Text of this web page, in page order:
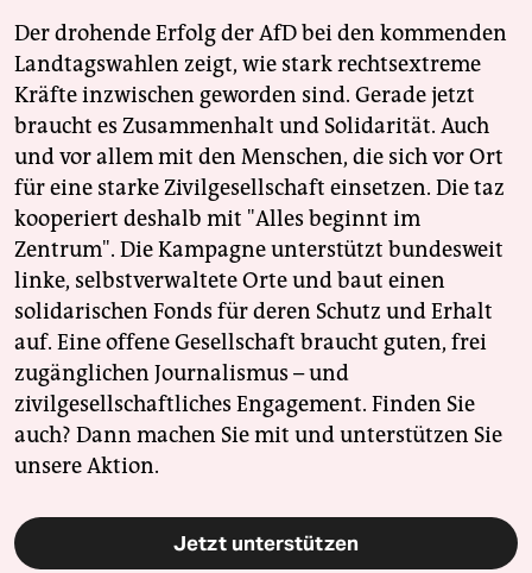
Der drohende Erfolg der AfD bei den kommenden
Landtagswahlen zeigt, wie stark rechtsextreme
Kräfte inzwischen geworden sind. Gerade jetzt
braucht es Zusammenhalt und Solidarität. Auch
und vor allem mit den Menschen, die sich vor Ort
für eine starke Zivilgesellschaft einsetzen. Die taz
kooperiert deshalb mit "Alles beginnt im
Zentrum". Die Kampagne unterstützt bundesweit
linke, selbstverwaltete Orte und baut einen
solidarischen Fonds für deren Schutz und Erhalt
auf. Eine offene Gesellschaft braucht guten, frei
zugänglichen Journalismus – und
zivilgesellschaftliches Engagement. Finden Sie
auch? Dann machen Sie mit und unterstützen Sie
unsere Aktion.
Jetzt unterstützen